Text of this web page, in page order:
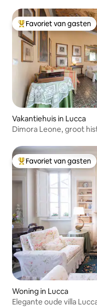
Topfavoriet van gasten
Favoriet van gasten
Vakantiehuis in Lucca
Dimora Leone, groot
Topfavoriet van gasten
Favoriet van gasten
Woning in Lucca
Elegante oude villa